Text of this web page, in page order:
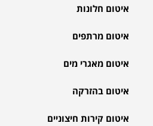
איטום חלונות
איטום מרתפים
איטום מאגרי מים
איטום בהזרקה
איטום קירות חיצוניים